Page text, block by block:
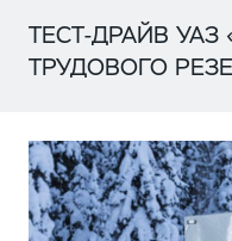
ТЕСТ-ДРАЙВ
ТРУДОВОГО